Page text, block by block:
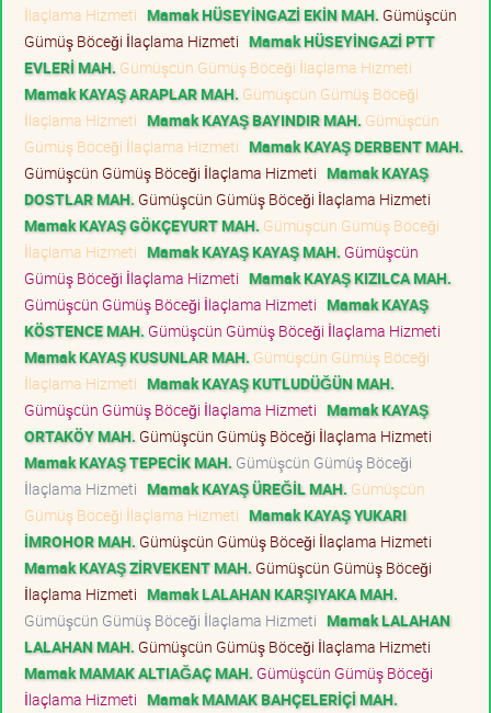
İlaçlama Hizmeti Mamak HÜSEYİNGAZİ EKİN MAH. Gümüşcün
Gümüş Böceği İlaçlama Hizmeti Mamak HÜSEYİNGAZİ PTT
EVLERİ MAH. Gümüşcün Gümüş Böceği İlaçlama Hizmeti
Mamak KAYAŞ ARAPLAR MAH. Gümüşcün Gümüş Böceği
İlaçlama Hizmeti Mamak KAYAŞ BAYINDIR MAH. Gümüşcün
Gümüş Böceği İlaçlama Hizmeti Mamak KAYAŞ DERBENT MAH.
Gümüşcün Gümüş Böceği İlaçlama Hizmeti Mamak KAYAŞ
DOSTLAR MAH. Gümüşcün Gümüş Böceği İlaçlama Hizmeti
Mamak KAYAŞ GÖKÇEYURT MAH. Gümüşcün Gümüş Böceği
İlaçlama Hizmeti Mamak KAYAŞ KAYAŞ MAH. Gümüşcün
Gümüş Böceği İlaçlama Hizmeti Mamak KAYAŞ KIZILCA MAH.
Gümüşcün Gümüş Böceği İlaçlama Hizmeti Mamak KAYAŞ
KÖSTENCE MAH. Gümüşcün Gümüş Böceği İlaçlama Hizmeti
Mamak KAYAŞ KUSUNLAR MAH. Gümüşcün Gümüş Böceği
İlaçlama Hizmeti Mamak KAYAŞ KUTLUDÜĞÜN MAH.
Gümüşcün Gümüş Böceği İlaçlama Hizmeti Mamak KAYAŞ
ORTAKÖY MAH. Gümüşcün Gümüş Böceği İlaçlama Hizmeti
Mamak KAYAŞ TEPECİK MAH. Gümüşcün Gümüş Böceği
İlaçlama Hizmeti Mamak KAYAŞ ÜREĞİL MAH. Gümüşcün
Gümüş Böceği İlaçlama Hizmeti Mamak KAYAŞ YUKARI
İMROHOR MAH. Gümüşcün Gümüş Böceği İlaçlama Hizmeti
Mamak KAYAŞ ZİRVEKENT MAH. Gümüşcün Gümüş Böceği
İlaçlama Hizmeti Mamak LALAHAN KARŞIYAKA MAH.
Gümüşcün Gümüş Böceği İlaçlama Hizmeti Mamak LALAHAN
LALAHAN MAH. Gümüşcün Gümüş Böceği İlaçlama Hizmeti
Mamak MAMAK ALTIAĞAÇ MAH. Gümüşcün Gümüş Böceği
İlaçlama Hizmeti Mamak MAMAK BAHÇELERİÇİ MAH.